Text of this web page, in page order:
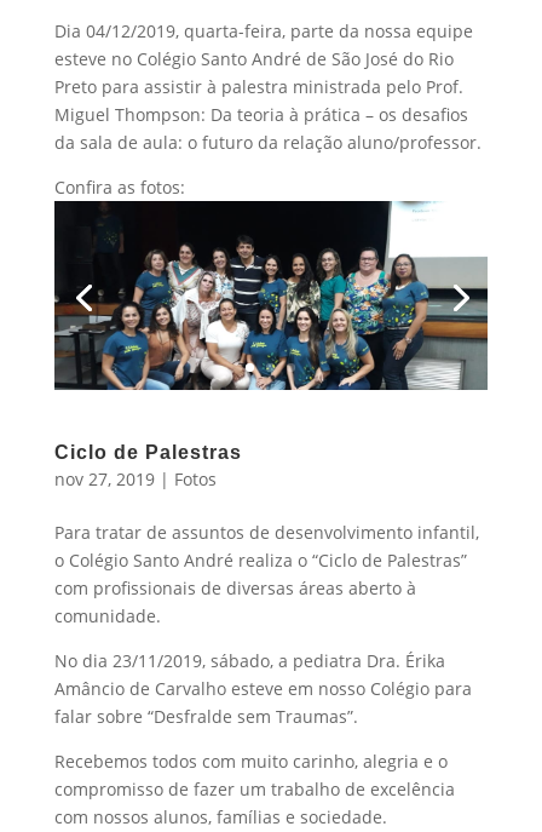
Dia 04/12/2019, quarta-feira, parte da nossa equipe
esteve no Colégio Santo André de São José do Rio
Preto para assistir à palestra ministrada pelo Prof.
Miguel Thompson: Da teoria à prática – os desafios
da sala de aula: o futuro da relação aluno/professor.
Confira as fotos:
Ciclo de Palestras
nov 27, 2019| Fotos
Para tratar de assuntos de desenvolvimento infantil,
o Colégio Santo André realiza o “Ciclo de Palestras”
com profissionais de diversas áreas aberto à
comunidade.
No dia 23/11/2019, sábado, a pediatra Dra. Érika
Amâncio de Carvalho esteve em nosso Colégio para
falar sobre “Desfralde sem Traumas”.
Recebemos todos com muito carinho, alegria e o
compromisso de fazer um trabalho de excelência
com nossos alunos, famílias e sociedade.